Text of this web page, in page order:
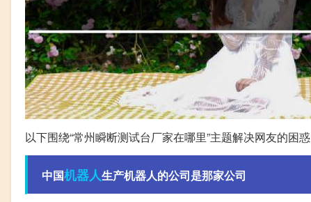
以下围绕“常州瞬断测试台厂家在哪里”主题解决网友的困惑
中国机器人生产机器人的公司是那家公司